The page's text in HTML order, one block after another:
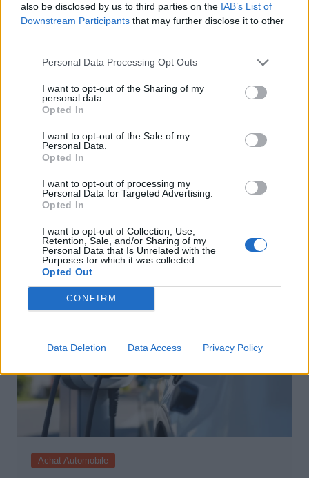
also be disclosed by us to third parties on the IAB’s List of
Downstream Participants that may further disclose it to other
Personal Data Processing Opt Outs
I want to opt-out of the Sharing of my
personal data.
Opted In
I want to opt-out of the Sale of my
Personal Data.
Opted In
I want to opt-out of processing my
Personal Data for Targeted Advertising.
Opted In
I want to opt-out of Collection, Use,
Retention, Sale, and/or Sharing of my
Personal Data that Is Unrelated with the
Purposes for which it was collected.
Opted Out
CONFIRM
Data Deletion Data Access Privacy Policy
Denza Z9S : la voiture électrique qui
Auto Pour Vous 5 août 2026
Achat Automobile